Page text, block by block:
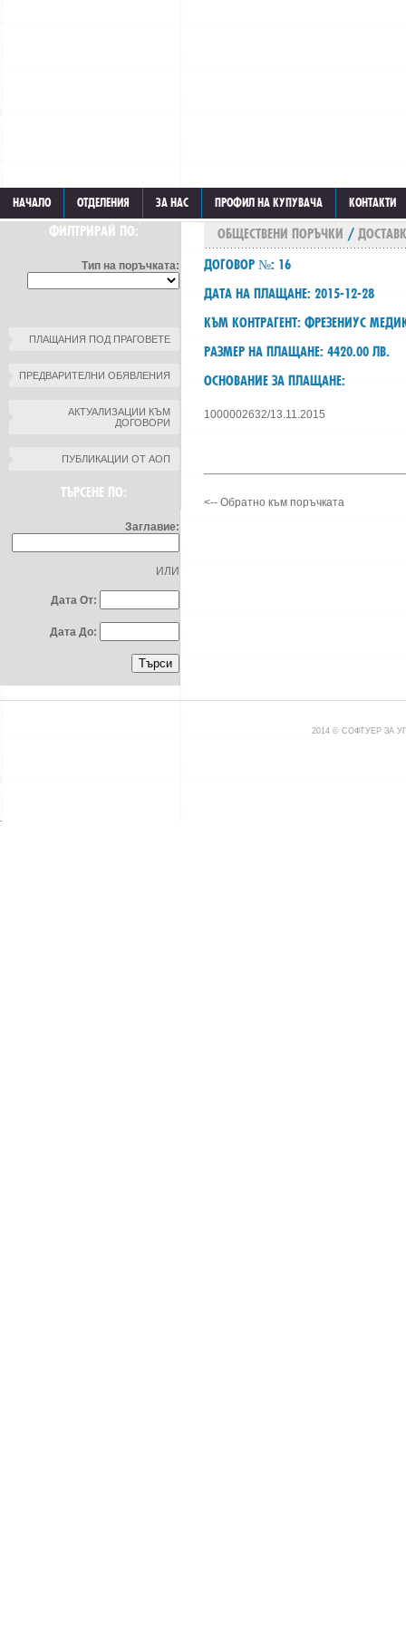
НАЧАЛО ОТДЕЛЕНИЯ ЗА НАС ПРОФИЛ НА КУПУВАЧА КОНТАКТИ
ФИЛТРИРАЙ ПО:
Тип на поръчката:
ПЛАЩАНИЯ ПОД ПРАГОВЕТЕ
ПРЕДВАРИТЕЛНИ ОБЯВЛЕНИЯ
АКТУАЛИЗАЦИИ КЪМ
ДОГОВОРИ
ПУБЛИКАЦИИ ОТ АОП
ТЪРСЕНЕ ПО:
Заглавие:
ИЛИ
Дата От:
Дата До:
ОБЩЕСТВЕНИ ПОРЪЧКИ /
ДОГОВОР №: 16
ДАТА НА ПЛАЩАНЕ: 2015-12-28
КЪМ КОНТРАГЕНТ: ФРЕЗЕНИУС
РАЗМЕР НА ПЛАЩАНЕ: 4420.00 ЛВ.
ОСНОВАНИЕ ЗА ПЛАЩАНЕ:
1000002632/13.11.2015
<-- Обратно към поръчката
2014 © СОФТУЕР ЗА